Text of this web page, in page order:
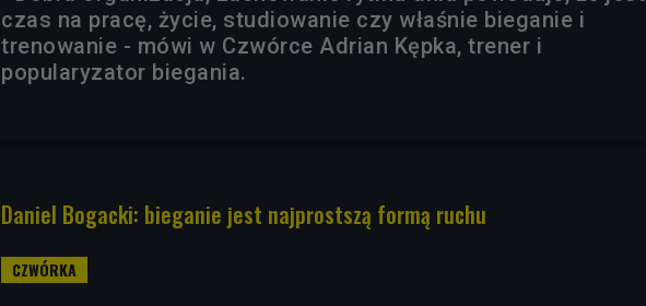
czas na pracę, życie, studiowanie czy właśnie bieganie i
trenowanie - mówi w Czwórce Adrian Kępka, trener i
popularyzator biegania.
Daniel Bogacki: bieganie jest najprostszą formą ruchu